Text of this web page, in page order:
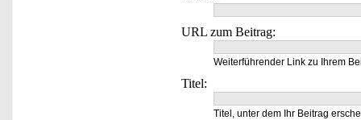
URL zum Beitrag:
Weiterführender Link zu Ihrem
Titel:
Titel, unter dem Ihr Beitrag